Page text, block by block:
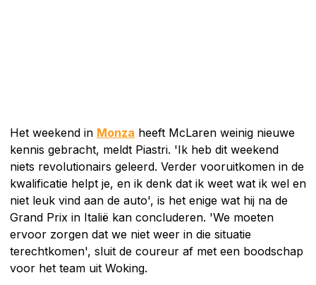
Het weekend in Monza heeft McLaren weinig nieuwe
kennis gebracht, meldt Piastri. 'Ik heb dit weekend
niets revolutionairs geleerd. Verder vooruitkomen in de
kwalificatie helpt je, en ik denk dat ik weet wat ik wel en
niet leuk vind aan de auto', is het enige wat hij na de
Grand Prix in Italië kan concluderen. 'We moeten
ervoor zorgen dat we niet weer in die situatie
terechtkomen', sluit de coureur af met een boodschap
voor het team uit Woking.